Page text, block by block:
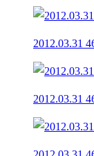
2012.03.31
2012.03.31